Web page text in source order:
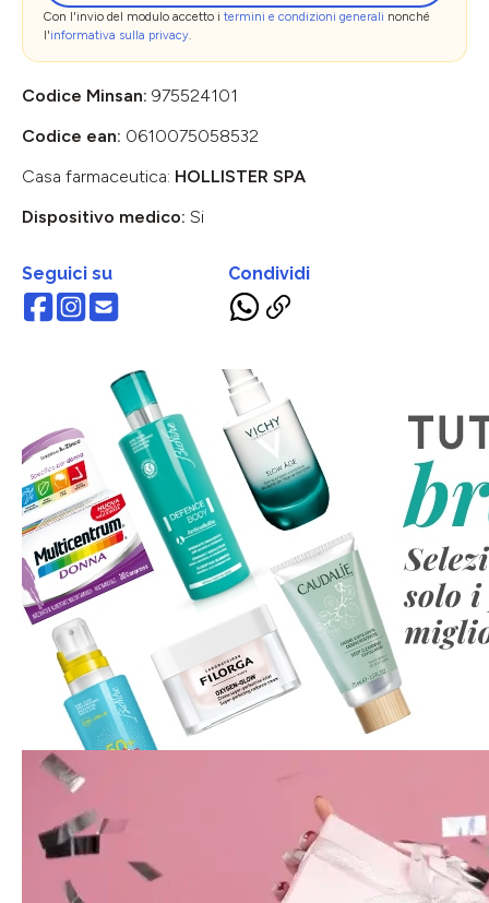
Con l'invio del modulo accetto i termini e condizioni generali nonché
l'informativa sulla privacy.
Codice Minsan: 975524101
Codice ean: 0610075058532
Casa farmaceutica: HOLLISTER SPA
Dispositivo medico: Si
Seguici su Condividi